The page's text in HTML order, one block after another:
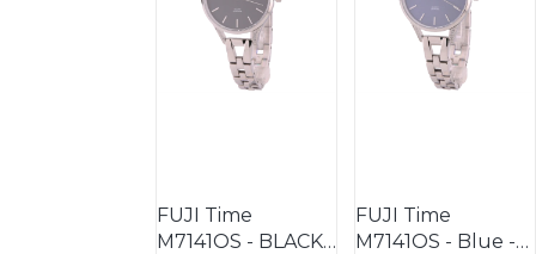
FUJI Time
M7141QS - BLACK -
FUJI Time
M7141QS - Blue -